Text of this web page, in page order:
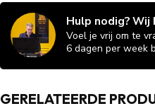
Hulp nodig? Wij
Voel je vrij om te
6 dagen per week
GERELATEERDE